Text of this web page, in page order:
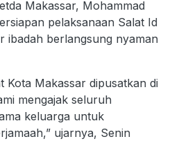
Makassar, Mohammad
pelaksanaan Salat Id
ibadah berlangsung nyaman
Kota Makassar dipusatkan di
mengajak seluruh
keluarga untuk
ujarnya, Senin